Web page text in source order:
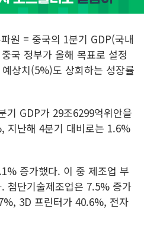
원 = 중국의 1분기 GDP(국내
국 정부가 올해 목표로 설정
상치(5%)도 상회하는 성장률
기 GDP가 29조6299억위안을
지난해 4분기 대비로는 1.6%
증가했다. 이 중 제조업 부
첨단기술제조업은 7.5% 증가
3D 프린터가 40.6%, 전자